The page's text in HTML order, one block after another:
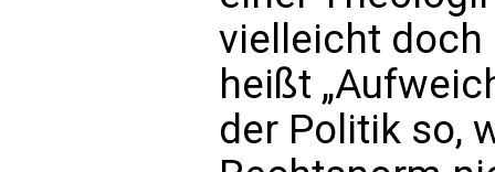
vielleicht doch
heißt
der Politik so,